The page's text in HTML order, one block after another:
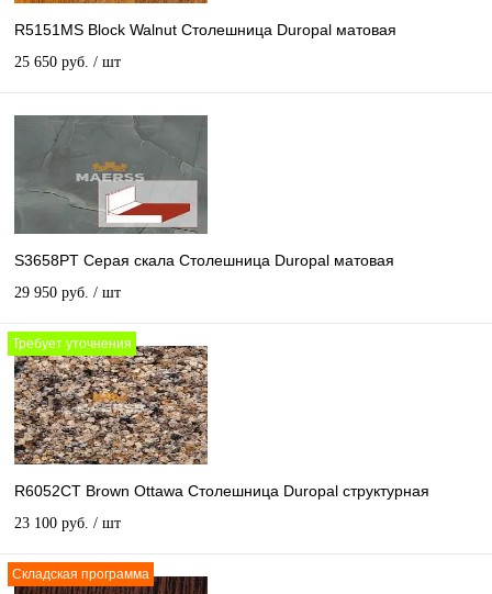
R5151MS Block Walnut Столешница Duropal матовая
25 650 руб. / шт
S3658PT Серая скала Столешница Duropal матовая
29 950 руб. / шт
Требует уточнения
R6052CT Brown Ottawa Столешница Duropal структурная
23 100 руб. / шт
Складская программа